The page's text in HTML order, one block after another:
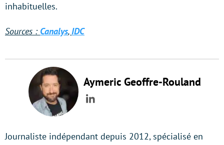
inhabituelles.
Sources : Canalys,IDC
Aymeric Geoffre-Rouland
LinkedIn
Journaliste indépendant depuis 2012, spécialisé en